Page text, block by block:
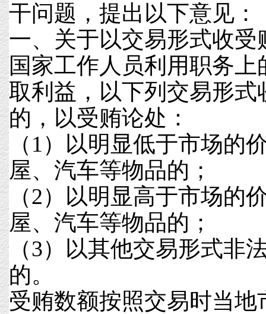
干问题，提出以下意见：
一、关于以交易形式收受
国家工作人员利用职务
取利益，以下列交易形式
的，以受贿论处：
（1）以明显低于市场的
屋、汽车等物品的；
（2）以明显高于市场的
屋、汽车等物品的；
（3）以其他交易形式非
的。
受贿数额按照交易时当